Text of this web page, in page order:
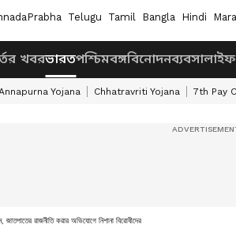
Telugu Tamil Bangla Hindi
খবরভারতপশ্চিমবঙ্গবিনোদনব্যবসালাইফ
Yojana Chhatravriti Yojana 7th Pay
রাজনীতি করার অভিযোগে নিশানা বিরোধীদের